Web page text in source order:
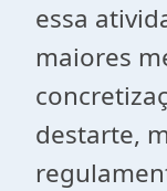
essa
maiores
destarte,